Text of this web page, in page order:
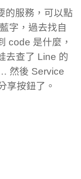
的服務，可以點
字，過去找自
code 是什麼，
去查了 Line 的
然後 Service
享按鈕了。